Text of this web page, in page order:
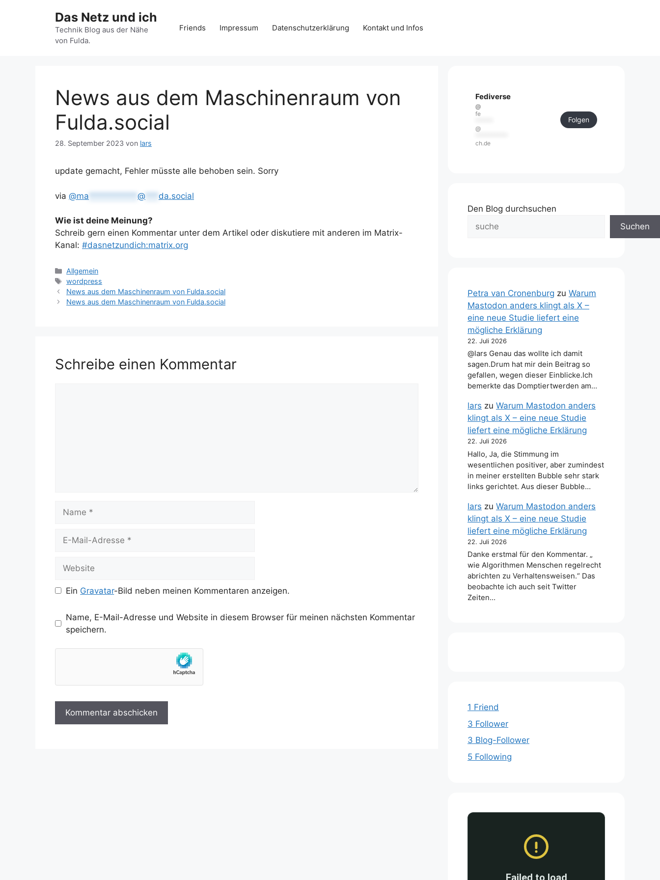
Das Netz und ich
Technik Blog aus der Nähe
von Fulda.
Friends Impressum Datenschutzerklärung Kontakt und Infos
News aus dem Maschinenraum von
Fulda.social
28. September 2023 von lars
update gemacht, Fehler müsste alle behoben sein. Sorry
via @ma @ da.social
Wie ist deine Meinung?
Schreib gern einen Kommentar unter dem Artikel oder diskutiere mit anderen im Matrix-
Kanal: #dasnetzundich:matrix.org
Kategorien
Allgemein
Schlagwörter
wordpress
News aus dem Maschinenraum von Fulda.social
News aus dem Maschinenraum von Fulda.social
Schreibe einen Kommentar
Name
Website
Ein Gravatar-Bild neben meinen Kommentaren anzeigen.
Name, E-Mail-Adresse und Website in diesem Browser für meinen nächsten Kommentar
speichern.
Fediverse
@
fe
@
ch.de
Folgen
Den Blog durchsuchen
Suchen
Petra van Cronenburg zu Warum
Mastodon anders klingt als X –
eine neue Studie liefert eine
mögliche Erklärung
22. Juli 2026
@lars Genau das wollte ich damit
sagen.Drum hat mir dein Beitrag so
gefallen, wegen dieser Einblicke.Ich
bemerkte das Domptiertwerden am…
lars zu Warum Mastodon anders
klingt als X – eine neue Studie
liefert eine mögliche Erklärung
22. Juli 2026
Hallo, Ja, die Stimmung im
wesentlichen positiver, aber zumindest
in meiner erstellten Bubble sehr stark
links gerichtet. Aus dieser Bubble…
lars zu Warum Mastodon anders
klingt als X – eine neue Studie
liefert eine mögliche Erklärung
22. Juli 2026
Danke erstmal für den Kommentar. „
wie Algorithmen Menschen regelrecht
abrichten zu Verhaltensweisen.“ Das
beobachte ich auch seit Twitter
Zeiten…
1 Friend
3 Follower
3 Blog-Follower
5 Following